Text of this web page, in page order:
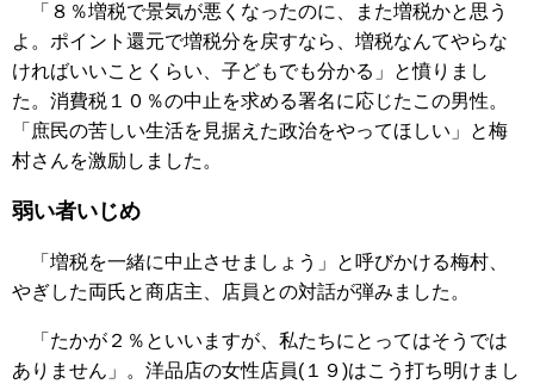
「８％増税で景気が悪くなったのに、また増税かと思う
よ。ポイント還元で増税分を戻すなら、増税なんてやらな
ければいいことくらい、子どもでも分かる」と憤りまし
た。消費税１０％の中止を求める署名に応じたこの男性。
「庶民の苦しい生活を見据えた政治をやってほしい」と梅
村さんを激励しました。
弱い者いじめ
「増税を一緒に中止させましょう」と呼びかける梅村、
やぎした両氏と商店主、店員との対話が弾みました。
「たかが２％といいますが、私たちにとってはそうでは
ありません」。洋品店の女性店員(１９)はこう打ち明けまし